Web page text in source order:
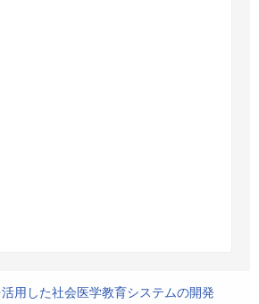
用した社会医学教育システムの開発